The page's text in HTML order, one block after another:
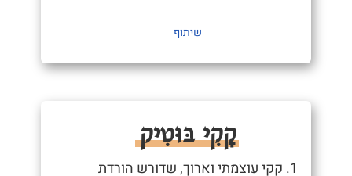
שיתוף
קָקִי בּוּטִיק
1. קקי עוצמתי וארוך, שדורש הורדת